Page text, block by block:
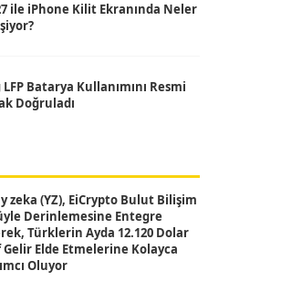
ile iPhone Kilit Ekranında Neler
LFP Batarya Kullanımını Resmi
Doğruladı
zeka (YZ), EiCrypto Bulut Bilişim
Derinlemesine Entegre
Türklerin Ayda 12.120 Dolar
Gelir Elde Etmelerine Kolayca
Oluyor